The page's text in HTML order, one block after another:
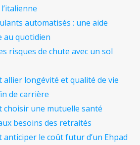
automatisés : une aide
au quotidien
risques de chute avec un sol
allier longévité et qualité de vie
de carrière
choisir une mutuelle santé
besoins des retraités
anticiper le coût futur d’un Ehpad